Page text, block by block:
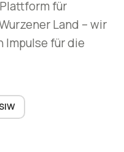
für
Land – wir
Impulse für die